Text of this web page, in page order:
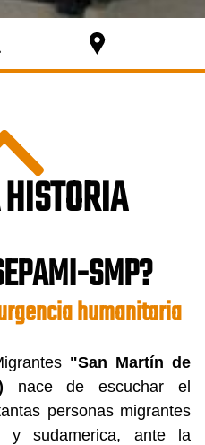
SMP?
humanitaria
"San Martín de
nace de escuchar el
personas migrantes
y sudamerica, ante la